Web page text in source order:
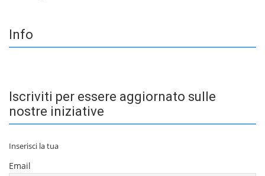
Info
Iscriviti per essere aggiornato sulle
nostre iniziative
Inserisci la tua
Email